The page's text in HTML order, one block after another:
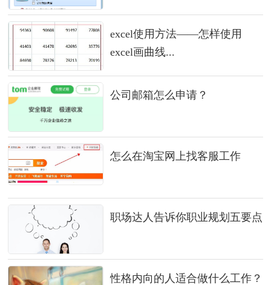
excel使用方法——怎样使用
excel画曲线...
公司邮箱怎么申请？
怎么在淘宝网上找客服工作
职场达人告诉你职业规划五要点
性格内向的人适合做什么工作？